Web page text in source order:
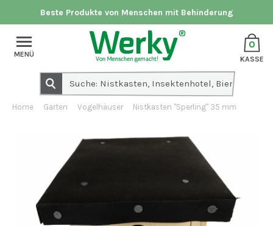
Beste Produkte von Menschen mit Behinderung
0
KASSE
MENÜ
Home Garten Vogelhäuser Nistkasten "Sperling" 35 mm